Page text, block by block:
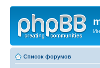
Список форумов